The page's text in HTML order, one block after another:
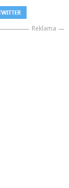
Reklama